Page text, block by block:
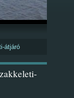
átjáró